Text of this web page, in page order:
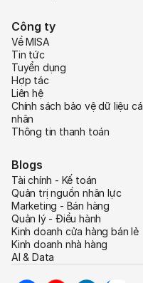
Công ty
Về MISA
Tin tức
Tuyển dụng
Hợp tác
Liên hệ
Chính sách bảo vệ dữ liệu cá
nhân
Thông tin thanh toán
Blogs
Tài chính - Kế toán
Quản trị nguồn nhân lực
Marketing - Bán hàng
Quản lý - Điều hành
Kinh doanh cửa hàng bán lẻ
Kinh doanh nhà hàng
AI & Data